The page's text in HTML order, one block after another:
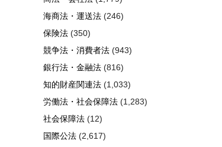
海商法・運送法 (246)
保険法 (350)
競争法・消費者法 (943)
銀行法・金融法 (816)
知的財産関連法 (1,033)
労働法・社会保障法 (1,283)
社会保障法 (12)
国際公法 (2,617)